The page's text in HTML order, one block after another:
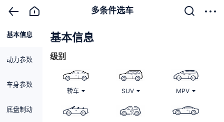
多条件选车
基本信息
动力参数
车身参数
底盘制动
基本信息
级别
轿车 SUV MPV